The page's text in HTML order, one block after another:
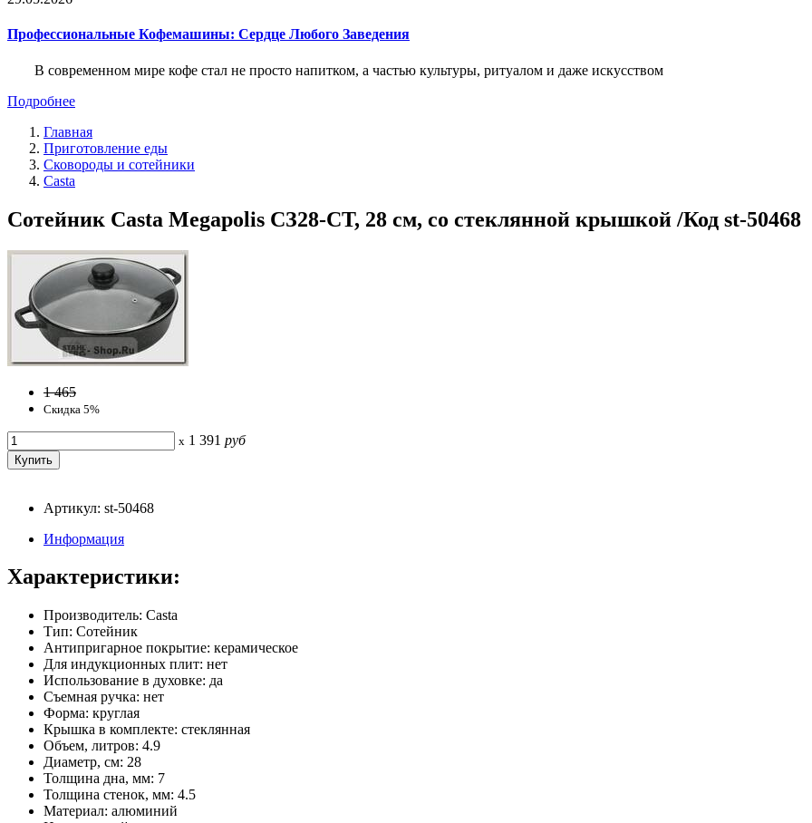
Профессиональные Кофемашины: Сердце Любого Заведения
В современном мире кофе стал не просто напитком, а частью культуры, ритуалом и даже искусством
Подробнее
Главная
Приготовление еды
Сковороды и сотейники
Casta
Сотейник Casta Megapolis СЗ28-СТ, 28 см, со стеклянной крышкой /Код st-50468
1 465
Скидка 5%
x 1 391 руб
Артикул: st-50468
Информация
Характеристики:
Производитель: Casta
Тип: Сотейник
Антипригарное покрытие: керамическое
Для индукционных плит: нет
Использование в духовке: да
Съемная ручка: нет
Форма: круглая
Крышка в комплекте: стеклянная
Объем, литров: 4.9
Диаметр, см: 28
Толщина дна, мм: 7
Толщина стенок, мм: 4.5
Материал: алюминий